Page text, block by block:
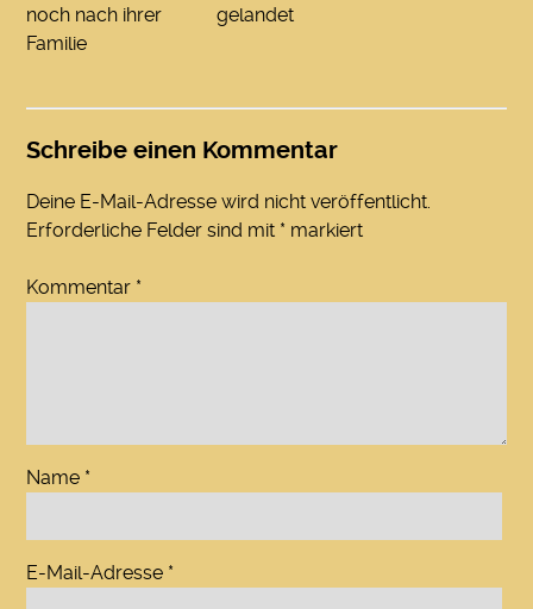
noch nach ihrer
Familie
gelandet
Schreibe einen Kommentar
Deine E-Mail-Adresse wird nicht veröffentlicht.
Erforderliche Felder sind mit * markiert
Kommentar *
Name *
E-Mail-Adresse *